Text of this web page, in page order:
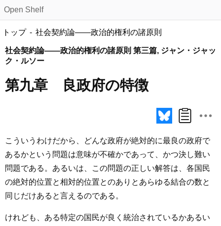
Open Shelf
トップ 社会契約論――政治的権利の諸原則
社会契約論――政治的権利の諸原則 第三篇, ジャン・ジャッ
ク・ルソー
第九章 良政府の特徴
こういうわけだから、どんな政府が絶対的に最良の政府で
あるかという問題は意味が不確かであって、かつ決し難い
問題である。あるいは、この問題の正しい解答は、各国民
の絶対的位置と相対的位置とのありとあらゆる結合の数と
同じだけあると言えるのである。
けれども、ある特定の国民が良く統治されているかあるい